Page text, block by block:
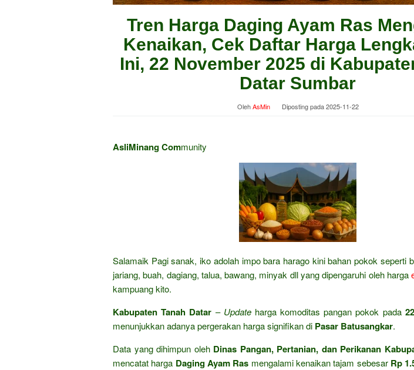
Tren Harga Daging Ayam Ras
Kenaikan, Cek Daftar Harga
Ini, 22 November 2025 di
Datar Sumbar
OlehAsMin Diposting pada2025-11-22
AsliMinang Community
Salamaik Pagi sanak, iko adolah impo bara harago kini bahan pokok seperti
jariang, buah, dagiang, talua, bawang, minyak dll yang dipengaruhi oleh harga
kampuang kito.
Kabupaten Tanah Datar – Updateharga komoditas pangan pokok pada
menunjukkan adanya pergerakan harga signifikan di Pasar Batusangkar.
Data yang dihimpun oleh Dinas Pangan, Pertanian, dan Perikanan
mencatat harga Daging Ayam Ras mengalami kenaikan tajam sebesar Rp